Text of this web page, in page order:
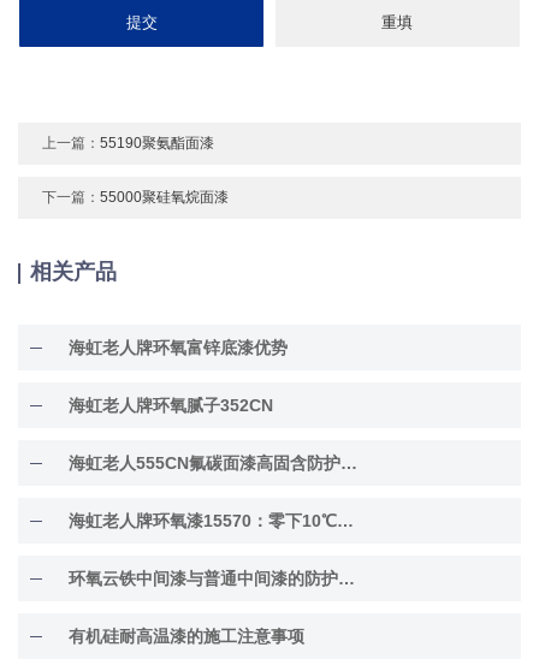
上一篇：55190聚氨酯面漆
下一篇：55000聚硅氧烷面漆
相关产品
海虹老人牌环氧富锌底漆优势
海虹老人牌环氧腻子352CN
海虹老人555CN氟碳面漆高固含防护面漆
海虹老人牌环氧漆15570：零下10℃低温固化
环氧云铁中间漆与普通中间漆的防护差异解析
有机硅耐高温漆的施工注意事项